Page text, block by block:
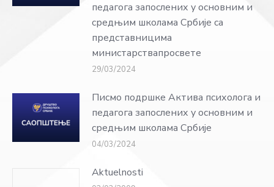
педагога запослених у основним и
средњим школама Србије са
представницима
министарствапросвете
29/03/2024
Писмо подршке Актива психолога и
педагога запослених у основним и
средњим школама Србије
04/03/2024
Aktuelnosti